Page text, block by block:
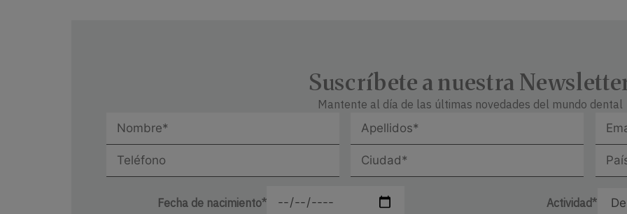
Suscríbete a nuestra
Mantente al día de las últimas novedades del mundo dental
Fecha de nacimiento* Actividad*